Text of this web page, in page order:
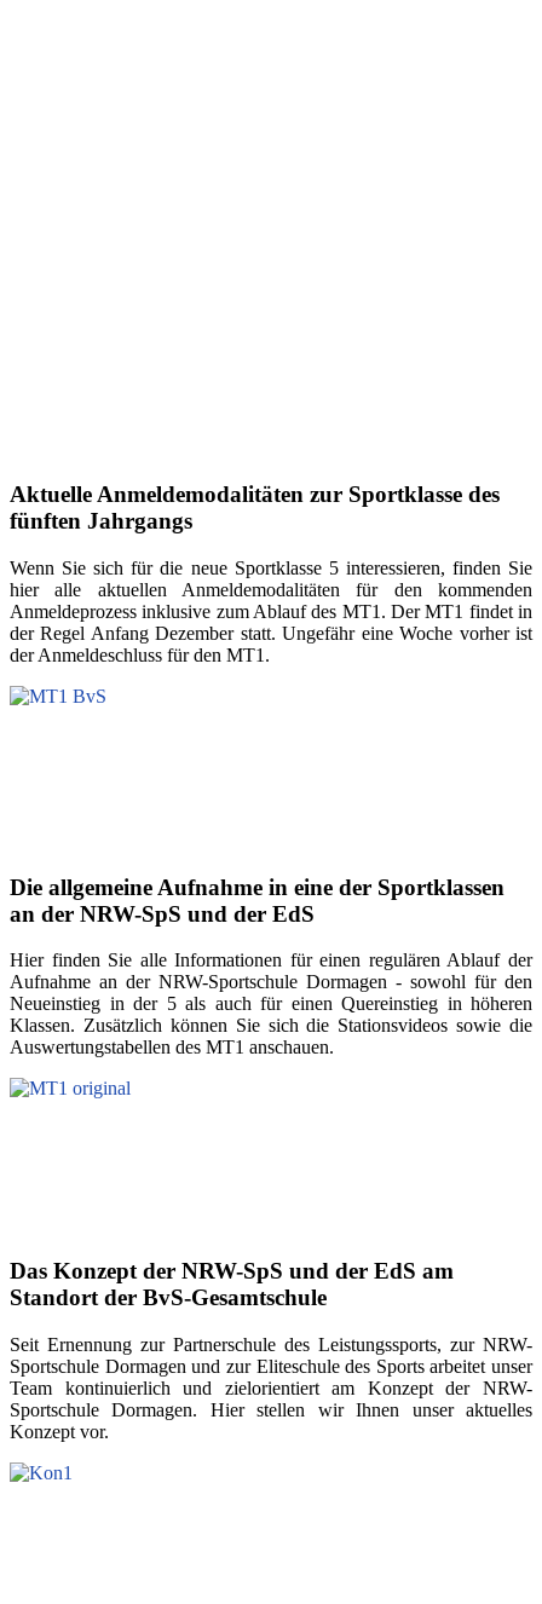
Aktuelle Anmeldemodalitäten zur Sportklasse des
fünften Jahrgangs
Wenn Sie sich für die neue Sportklasse 5 interessieren, finden Sie
hier alle aktuellen Anmeldemodalitäten für den kommenden
Anmeldeprozess inklusive zum Ablauf des MT1. Der MT1 findet in
der Regel Anfang Dezember statt. Ungefähr eine Woche vorher ist
der Anmeldeschluss für den MT1.
Die allgemeine Aufnahme in eine der Sportklassen
an der NRW-SpS und der EdS
Hier finden Sie alle Informationen für einen regulären Ablauf der
Aufnahme an der NRW-Sportschule Dormagen - sowohl für den
Neueinstieg in der 5 als auch für einen Quereinstieg in höheren
Klassen. Zusätzlich können Sie sich die Stationsvideos sowie die
Auswertungstabellen des MT1 anschauen.
Das Konzept der NRW-SpS und der EdS am
Standort der BvS-Gesamtschule
Seit Ernennung zur Partnerschule des Leistungssports, zur NRW-
Sportschule Dormagen und zur Eliteschule des Sports arbeitet unser
Team kontinuierlich und zielorientiert am Konzept der NRW-
Sportschule Dormagen. Hier stellen wir Ihnen unser aktuelles
Konzept vor.